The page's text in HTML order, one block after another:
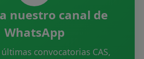
nuestro canal de
WhatsApp
convocatorias CAS,